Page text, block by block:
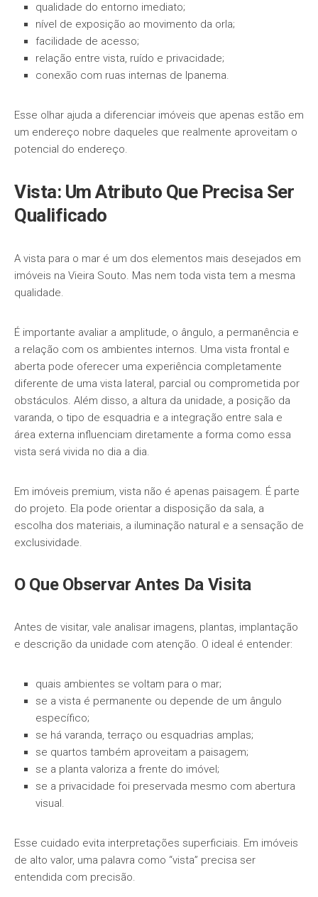
qualidade do entorno imediato;
nível de exposição ao movimento da orla;
facilidade de acesso;
relação entre vista, ruído e privacidade;
conexão com ruas internas de Ipanema.
Esse olhar ajuda a diferenciar imóveis que apenas estão em
um endereço nobre daqueles que realmente aproveitam o
potencial do endereço.
Vista: Um Atributo Que Precisa Ser
Qualificado
A vista para o mar é um dos elementos mais desejados em
imóveis na Vieira Souto. Mas nem toda vista tem a mesma
qualidade.
É importante avaliar a amplitude, o ângulo, a permanência e
a relação com os ambientes internos. Uma vista frontal e
aberta pode oferecer uma experiência completamente
diferente de uma vista lateral, parcial ou comprometida por
obstáculos. Além disso, a altura da unidade, a posição da
varanda, o tipo de esquadria e a integração entre sala e
área externa influenciam diretamente a forma como essa
vista será vivida no dia a dia.
Em imóveis premium, vista não é apenas paisagem. É parte
do projeto. Ela pode orientar a disposição da sala, a
escolha dos materiais, a iluminação natural e a sensação de
exclusividade.
O Que Observar Antes Da Visita
Antes de visitar, vale analisar imagens, plantas, implantação
e descrição da unidade com atenção. O ideal é entender:
quais ambientes se voltam para o mar;
se a vista é permanente ou depende de um ângulo
específico;
se há varanda, terraço ou esquadrias amplas;
se quartos também aproveitam a paisagem;
se a planta valoriza a frente do imóvel;
se a privacidade foi preservada mesmo com abertura
visual.
Esse cuidado evita interpretações superficiais. Em imóveis
de alto valor, uma palavra como “vista” precisa ser
entendida com precisão.